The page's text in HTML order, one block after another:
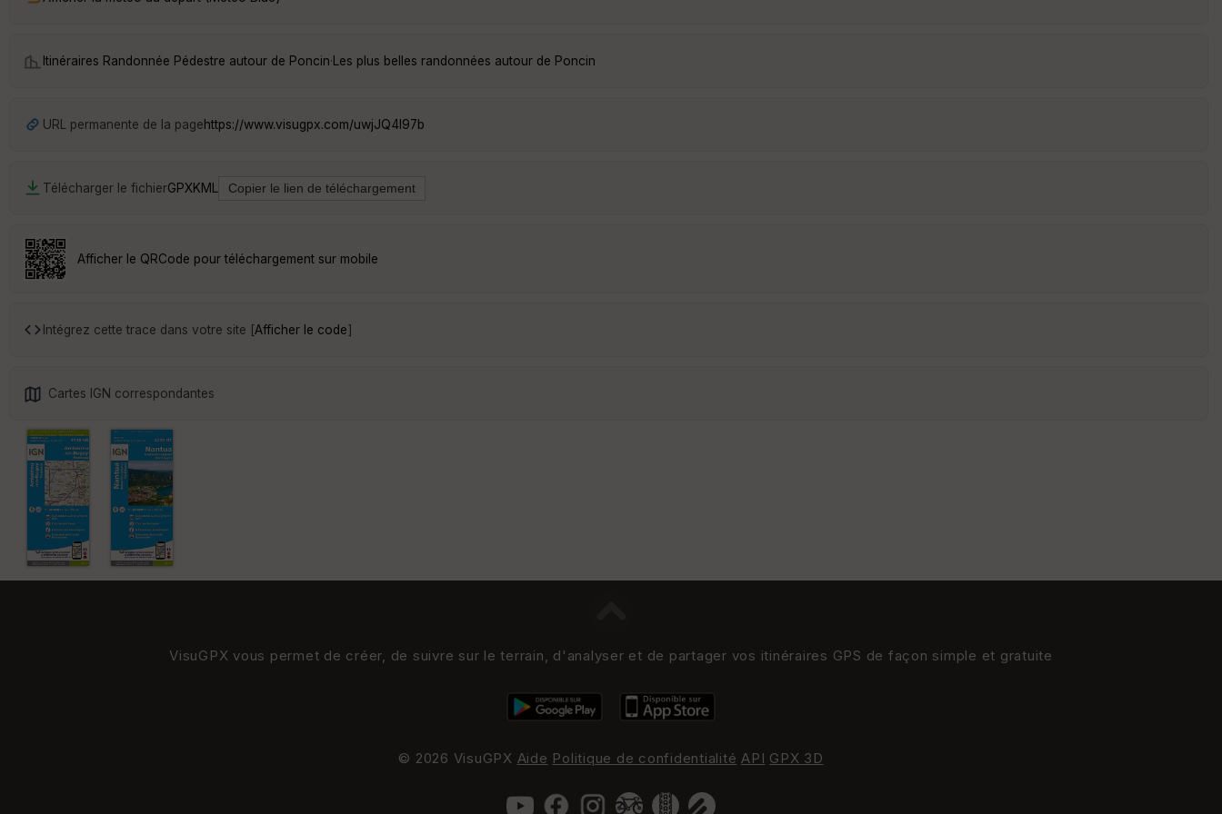
Itinéraires Randonnée Pédestre autour de Poncin· Les plus belles randonnées autour de Poncin
URL permanente de la pagehttps://www.visugpx.com/uwjJQ4I97b
Télécharger le fichierGPXKML
Afficher le QRCode pour téléchargement sur mobile
Intégrez cette trace dans votre site [Afficher le code]
Cartes IGN correspondantes
VisuGPX vous permet de créer, de suivre sur le terrain, d'analyser et de partager vos itinéraires GPS de façon simple et gratuite
© 2026 VisuGPX Aide Politique de confidentialité API GPX 3D